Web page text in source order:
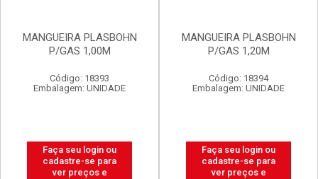
MANGUEIRA PLASBOHN
P/GAS 1,00M
Código: 18393
Embalagem: UNIDADE
Faça seu login ou
cadastre-se para
ver preços e
MANGUEIRA PLASBOHN
P/GAS 1,20M
Código: 18394
Embalagem: UNIDADE
Faça seu login ou
cadastre-se para
ver preços e